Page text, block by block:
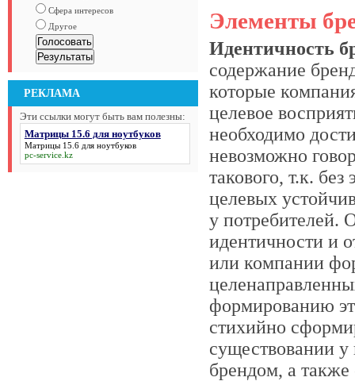
Сфера интересов
Другое
РЕКЛАМА
Эти ссылки могут быть вам полезны:
Матрицы 15.6 для ноутбуков
Матрицы 15.6 для ноутбуков
pc-service.kz
Элементы
Идентичность
содержание
которые
целевое
необходимо
невозможно
такового, т.к.
целевых
у потребителей.
идентичности и
или компании
формированию
стихийно
существовании у
брендом, а также